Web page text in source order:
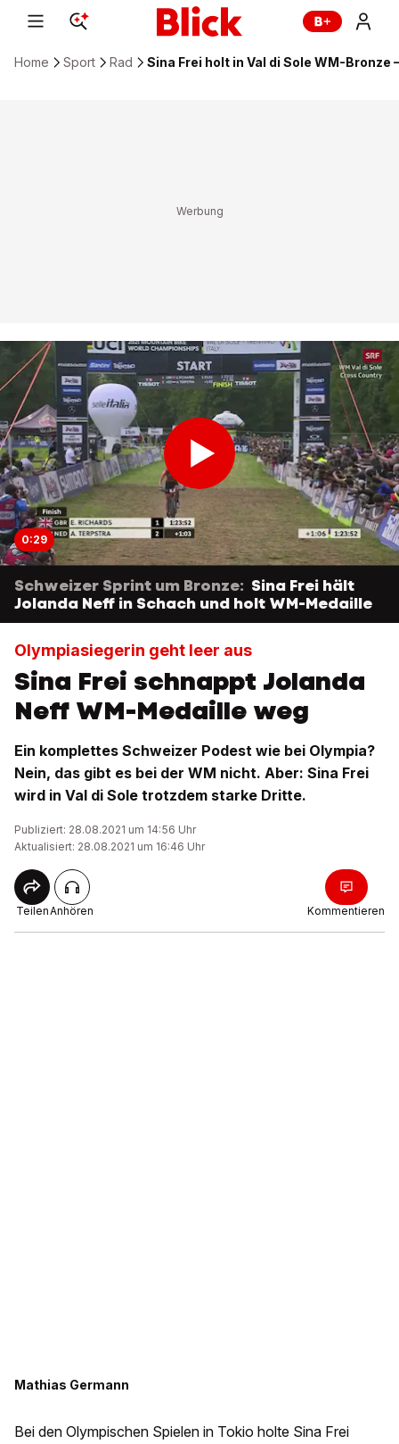
Home Sport Rad Sina Frei holt in Val di Sole WM-Bronze
0:29
Schweizer Sprint um Bronze: Sina Frei hält
Jolanda Neff in Schach und holt WM-Medaille
Olympiasiegerin geht leer aus
Sina Frei schnappt Jolanda
Neff WM-Medaille weg
Ein komplettes Schweizer Podest wie bei Olympia?
Nein, das gibt es bei der WM nicht. Aber: Sina Frei
wird in Val di Sole trotzdem starke Dritte.
Publiziert: 28.08.2021 um 14:56 Uhr
Aktualisiert: 28.08.2021 um 16:46 Uhr
TeilenAnhören Kommentieren
Mathias Germann
Bei den Olympischen Spielen in Tokio holte Sina Frei